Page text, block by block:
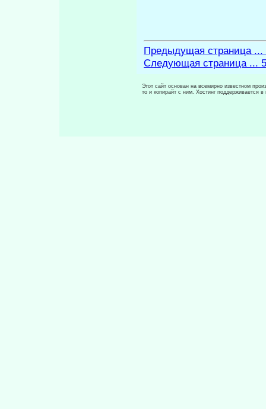
Предыдущая страница ...
Следующая страница ...
Этот сайт основан на всемирно известном
то и копирайт с ним. Хостинг поддерживается